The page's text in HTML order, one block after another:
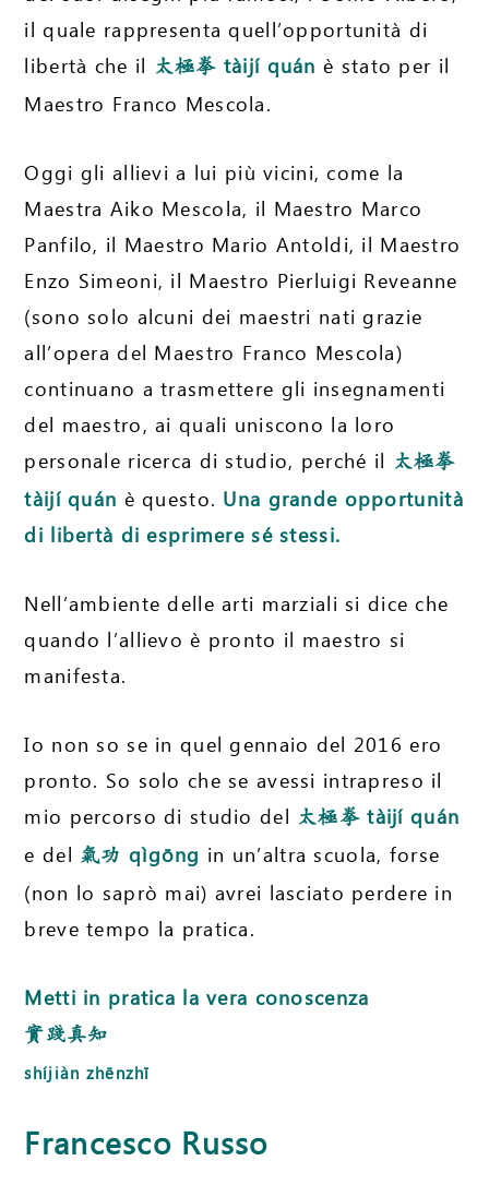
il quale rappresenta quell’opportunità di
libertà che il 太極拳 tàijí quán è stato per il
Maestro Franco Mescola.
Oggi gli allievi a lui più vicini, come la
Maestra Aiko Mescola, il Maestro Marco
Panfilo, il Maestro Mario Antoldi, il Maestro
Enzo Simeoni, il Maestro Pierluigi Reveanne
(sono solo alcuni dei maestri nati grazie
all’opera del Maestro Franco Mescola)
continuano a trasmettere gli insegnamenti
del maestro, ai quali uniscono la loro
personale ricerca di studio, perché il 太極拳
tàijí quán è questo. Una grande opportunità
di libertà di esprimere sé stessi.
Nell’ambiente delle arti marziali si dice che
quando l’allievo è pronto il maestro si
manifesta.
Io non so se in quel gennaio del 2016 ero
pronto. So solo che se avessi intrapreso il
mio percorso di studio del 太極拳 tàijí quán
e del 氣功 qìgōng in un’altra scuola, forse
(non lo saprò mai) avrei lasciato perdere in
breve tempo la pratica.
Metti in pratica la vera conoscenza
實踐真知
shíjiàn zhēnzhī
Francesco Russo